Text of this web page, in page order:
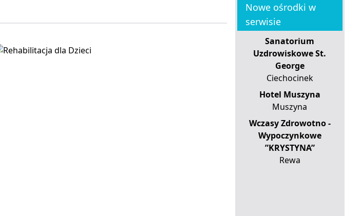
Nowe ośrodki w
serwisie
Sanatorium
Uzdrowiskowe St.
George
Ciechocinek
Hotel Muszyna
Muszyna
Wczasy Zdrowotno -
Wypoczynkowe
”KRYSTYNA”
Rewa